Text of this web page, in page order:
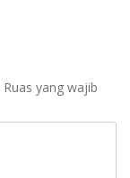
Ruas yang wajib